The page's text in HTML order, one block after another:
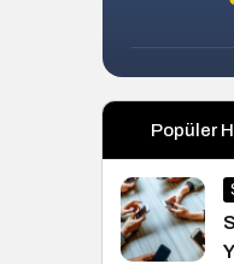
Popüler